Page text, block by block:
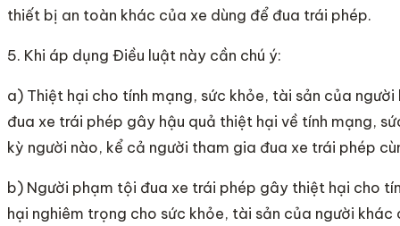
thiết bị an toàn khác của xe dùng để đua trái phép.
5. Khi áp dụng Điều luật này cần chú ý:
a) Thiệt hại cho tính mạng, sức khỏe, tài sản của
đua xe trái phép gây hậu quả thiệt hại về tính mạng,
kỳ người nào, kể cả người tham gia đua xe trái phép
b) Người phạm tội đua xe trái phép gây thiệt hại cho
hại nghiêm trọng cho sức khỏe, tài sản của người khác